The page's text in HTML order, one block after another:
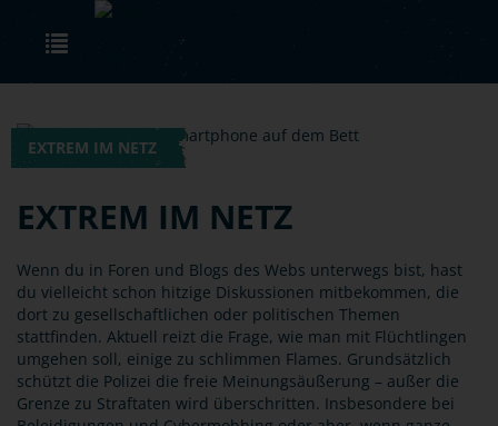
Skip to main content
EXTREM IM NETZ
EXTREM IM NETZ
Wenn du in Foren und Blogs des Webs unterwegs bist, hast
du vielleicht schon hitzige Diskussionen mitbekommen, die
dort zu gesellschaftlichen oder politischen Themen
stattfinden. Aktuell reizt die Frage, wie man mit Flüchtlingen
umgehen soll, einige zu schlimmen Flames. Grundsätzlich
schützt die Polizei die freie Meinungsäußerung – außer die
Grenze zu Straftaten wird überschritten. Insbesondere bei